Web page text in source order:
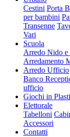
Cestini Porta
per bambini
Transenne
Vari
Scuola
Arredo Nido e
Arredamento
Arredo Ufficio
Banco
ufficio
Giochi in
Elettorale
Tabelloni
Accessori
Contatti